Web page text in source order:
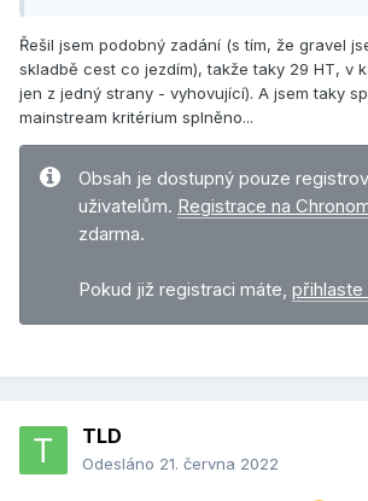
Řešil jsem podobný zadání (s tím, že gravel
skladbě cest co jezdím), takže taky 29 HT, v
jen z jedný strany - vyhovující). A jsem taky
mainstream kritérium splněno...
Obsah je dostupný pouze
uživatelům. Registrace na
zdarma.
Pokud již registraci máte, přihlaste
TLD
Odesláno 21. června 2022